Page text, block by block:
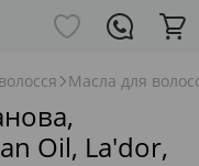
Масла для
Oil, La'dor,